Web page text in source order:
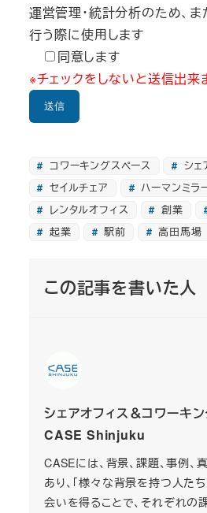
運営管理・統計分析のため、
行う際に使用します
同意します
※チェックをしないと送信出来
コワーキングスペース
シェ
セイルチェア
ハーマンミラ
レンタルオフィス
創業
起業
駅前 高田馬場
この記事を書いた人
シェアオフィス＆コワーキ
CASE Shinjuku
CASEには、背景、課題、事例、
あり、「様々な背景を持つ人た
会いを得ることで、それぞれの